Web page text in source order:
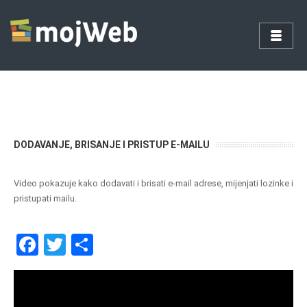
DODAVANJE, BRISANJE I PRISTUP E-MAILU
Video pokazuje kako dodavati i brisati e-mail adrese, mijenjati lozinke i
pristupati mailu.
F
a
T
wi h